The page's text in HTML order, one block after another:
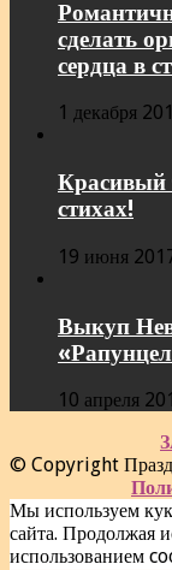
сделать
сердца в
1 декабря
Красивый
стихах!
19 июня
Выкуп
10 апреля
© Copyright
Мы используем
сайта. Продолжая
использованием